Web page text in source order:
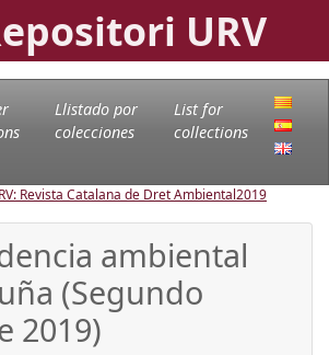
URV
Llistado por
colecciones
List for
collections
Revista Catalana de Dret Ambiental2019
ambiental
(Segundo
2019)